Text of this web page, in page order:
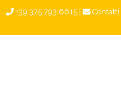
+39 375 793 6615 Contatti